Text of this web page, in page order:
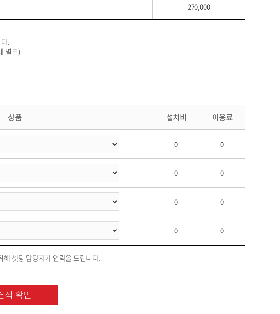
270,000
.
별도)
상품 설치비 이용료
0 0
0 0
0 0
0 0
셋팅 담당자가 연락을 드립니다.